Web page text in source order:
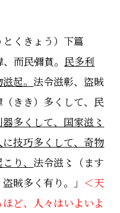
くきょう）下篇
而民彌貧。 民多利
起。 法令滋彰、盜賊
きき）多くして、民
器多くして、国家滋〻
に技巧多くして、奇物
り、 法令滋〻（ます
賊多く有り。
」 ＜天
ど、人々はいよいよ